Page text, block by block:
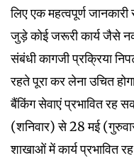
लिए एक महत्वपूर्ण
जुड़े कोई जरूरी कार्य जैसे
संबंधी कागजी प्रक्रिया
रहते पूरा कर लेना उचित
बैंकिंग सेवाएं प्रभावित रह
(शनिवार) से 28 मई
शाखाओं में कार्य प्रभावित